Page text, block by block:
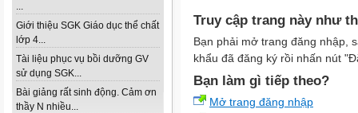
...
Giới thiệu SGK Giáo dục thể chất
lớp 4...
Tài liệu phục vụ bồi dưỡng GV
sử dụng SGK...
Bài giảng rất sinh động. Cảm ơn
thầy N nhiều...
Truy cập trang này như
Bạn phải mở trang đăng nhập,
khẩu đã đăng ký rồi nhấn nút
Bạn làm gì tiếp theo?
Mở trang đăng nhập